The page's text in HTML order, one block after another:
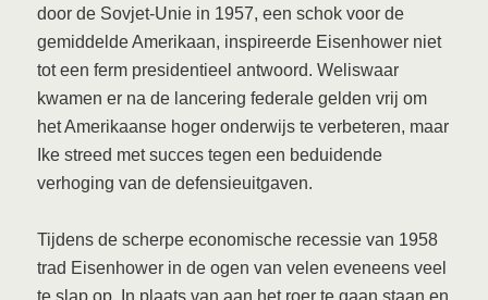
door de Sovjet-Unie in 1957, een schok voor de
gemiddelde Amerikaan, inspireerde Eisenhower niet
tot een ferm presidentieel antwoord. Weliswaar
kwamen er na de lancering federale gelden vrij om
het Amerikaanse hoger onderwijs te verbeteren, maar
Ike streed met succes tegen een beduidende
verhoging van de defensieuitgaven.
Tijdens de scherpe economische recessie van 1958
trad Eisenhower in de ogen van velen eveneens veel
te slap op. In plaats van aan het roer te gaan staan en